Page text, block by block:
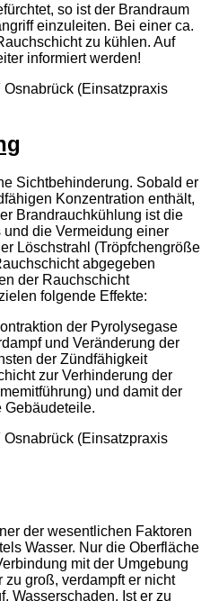
so ist der Brandraum
einzuleiten. Bei einer ca.
zu kühlen. Auf
informiert werden!
(Einsatzpraxis
Sichtbehinderung. Sobald er
Konzentration enthält,
Brandrauchkühlung ist die
die Vermeidung einer
Löschstrahl (Tröpfchengröße
abgegeben
der Rauchschicht
folgende Effekte:
der Pyrolysegase
und Veränderung der
der Zündfähigkeit
zur Verhinderung der
und damit der
Gebäudeteile.
(Einsatzpraxis
der wesentlichen Faktoren
Wasser. Nur die Oberfläche
mit der Umgebung
zu groß, verdampft er nicht
Wasserschaden. Ist er zu